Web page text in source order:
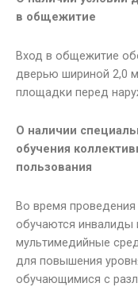
в общежитие
Вход в общежитие
дверью шириной 2,0
площадки перед
О наличии
обучения
пользования
Во время проведения
обучаются инвалиды
мультимедийные
для повышения
обучающимися с